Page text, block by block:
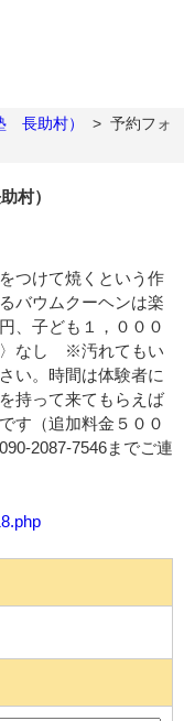
長助村） > 予約フォ
村）
つけて焼くという作
バウムクーヘンは楽
、子ども１，０００
なし ※汚れてもい
い。時間は体験者に
持って来てもらえば
す（追加料金５００
2087-7546までご連